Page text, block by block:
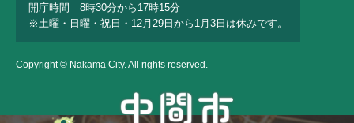
開庁時間 8時30分から17時15分
※土曜・日曜・祝日・12月29日から1月3日は休みです。
Copyright © Nakama City. All rights reserved.